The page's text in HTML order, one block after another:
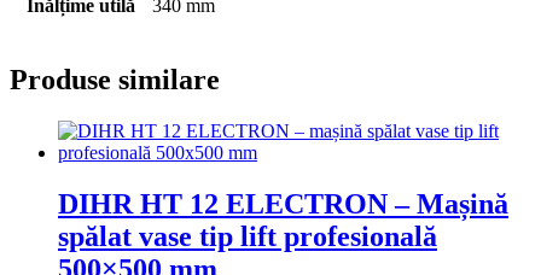
Înălțime utilă 340 mm
Produse similare
DIHR HT 12 ELECTRON – Mașină
spălat vase tip lift profesională